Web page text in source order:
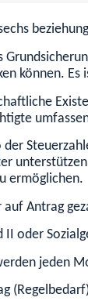
können.
der
ermöglichen.
auf Antrag
oder
jeden